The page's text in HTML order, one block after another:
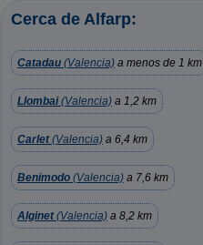
Cerca de Alfarp:
Catadau (Valencia) a menos de 1 km
Llombai(Valencia) a 1,2 km
Carlet(Valencia) a 6,4 km
Benimodo (Valencia) a 7,6 km
Alginet(Valencia) a 8,2 km